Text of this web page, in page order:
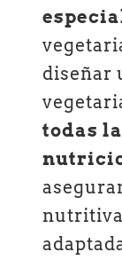
diseñar
todas